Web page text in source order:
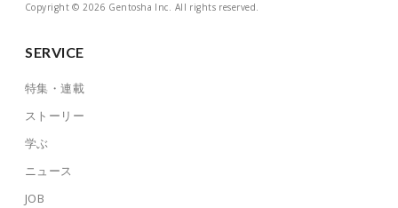
Copyright © 2026 Gentosha Inc. All rights reserved.
SERVICE
特集・連載
ストーリー
学ぶ
ニュース
JOB